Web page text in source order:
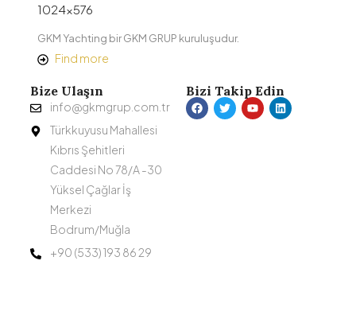
GKM Yachting bir GKM GRUP kuruluşudur.
Find more
Bize Ulaşın
info@gkmgrup.com.tr
Türkkuyusu Mahallesi
Kıbrıs Şehitleri
Caddesi No 78/A -30
Yüksel Çağlar İş
Merkezi
Bodrum/Muğla
+90 (533) 193 86 29
Bizi Takip Edin